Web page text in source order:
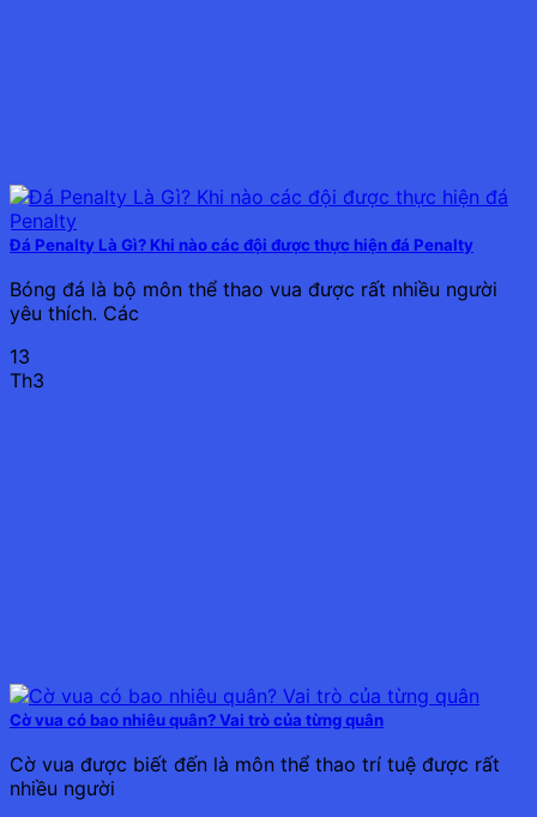
Đá Penalty Là Gì? Khi nào các đội được thực hiện đá Penalty
Bóng đá là bộ môn thể thao vua được rất nhiều người
yêu thích. Các
13
Th3
Cờ vua có bao nhiêu quân? Vai trò của từng quân
Cờ vua được biết đến là môn thể thao trí tuệ được rất
nhiều người